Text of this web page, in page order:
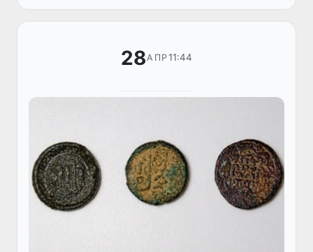
коррупцияга қарши ички назорат бўйича...
28АПР11:44